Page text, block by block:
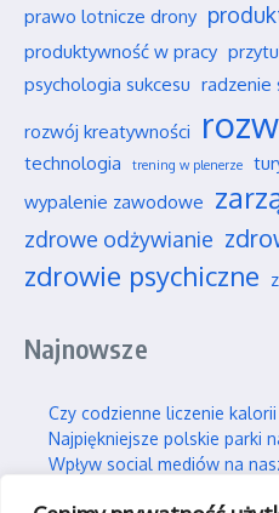
prawo lotnicze drony
produktywność w pracy
psychologia sukcesu radzenie
rozwój kreatywności
technologia trening w plenerze
wypalenie zawodowe
zdrowe odżywianie
zdrowie psychiczne
Najnowsze
Czy codzienne liczenie
Najpiękniejsze polskie parki
Wpływ social mediów na